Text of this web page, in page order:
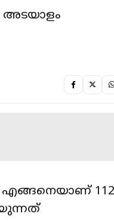
അടയാളം
എങ്ങനെയാണ്